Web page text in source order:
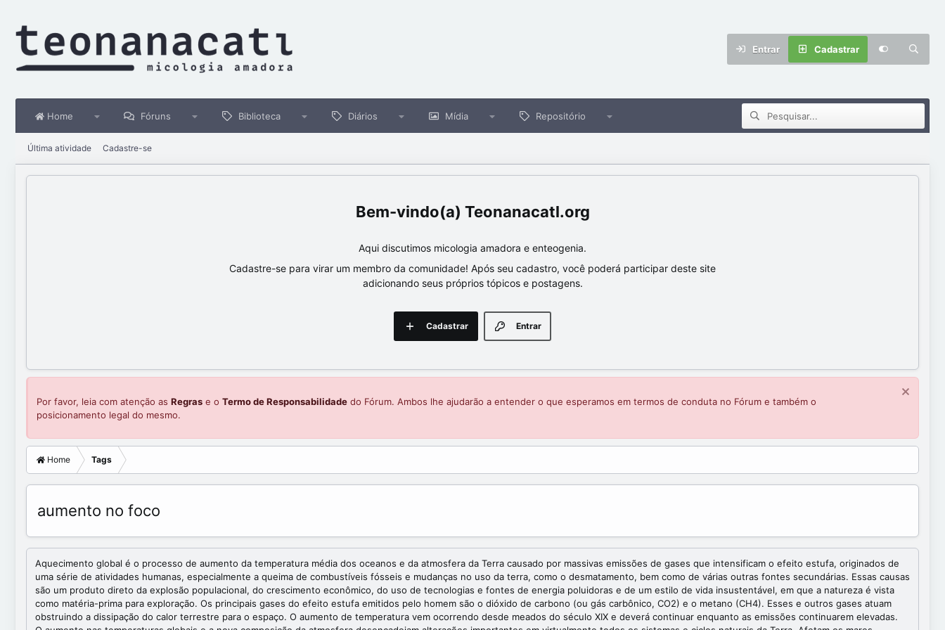
Entrar Cadastrar
Home Fóruns Biblioteca Diários Mídia Repositório
Última atividade Cadastre-se
Teonanacatl.org
Aqui discutimos micologia amadora e enteogenia.
Cadastre-se para virar um membro da comunidade! Após seu cadastro, você poderá participar deste site
adicionando seus próprios tópicos e postagens.
Entrar
Cadastrar
Por favor, leia com atenção as Regras e o Termo de Responsabilidade do Fórum. Ambos lhe ajudarão a entender o que esperamos em termos de conduta no Fórum e também o
posicionamento legal do mesmo.
Home Tags
aumento no foco
Aquecimento global é o processo de aumento da temperatura média dos oceanos e da atmosfera da Terra causado por massivas emissões de gases que intensificam o efeito estufa, originados de
uma série de atividades humanas, especialmente a queima de combustíveis fósseis e mudanças no uso da terra, como o desmatamento, bem como de várias outras fontes secundárias. Essas causas
são um produto direto da explosão populacional, do crescimento econômico, do uso de tecnologias e fontes de energia poluidoras e de um estilo de vida insustentável, em que a natureza é vista
como matéria-prima para exploração. Os principais gases do efeito estufa emitidos pelo homem são o dióxido de carbono (ou gás carbônico, CO2) e o metano (CH4). Esses e outros gases atuam
obstruindo a dissipação do calor terrestre para o espaço. O aumento de temperatura vem ocorrendo desde meados do século XIX e deverá continuar enquanto as emissões continuarem elevadas.